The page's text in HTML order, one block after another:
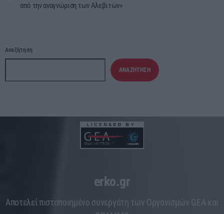
από την αναγνώριση των Αλεβιτών»
Αναζήτηση
ΑΝΑΖΉΤΗΣΗ
erko.gr
Aποτελεί πιστοποιημένο συνεργάτη των Οργανισμών GEA και